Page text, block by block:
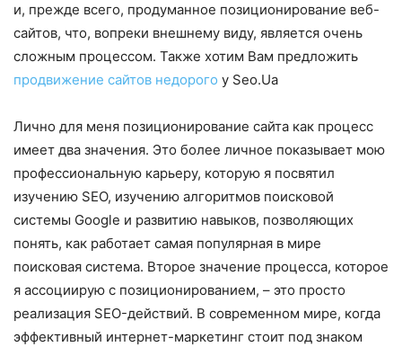
и, прежде всего, продуманное позиционирование веб-
сайтов, что, вопреки внешнему виду, является очень
сложным процессом. Также хотим Вам предложить
продвижение сайтов недорого у Seo.Ua
Лично для меня позиционирование сайта как процесс
имеет два значения. Это более личное показывает мою
профессиональную карьеру, которую я посвятил
изучению SEO, изучению алгоритмов поисковой
системы Google и развитию навыков, позволяющих
понять, как работает самая популярная в мире
поисковая система. Второе значение процесса, которое
я ассоциирую с позиционированием, – это просто
реализация SEO-действий. В современном мире, когда
эффективный интернет-маркетинг стоит под знаком